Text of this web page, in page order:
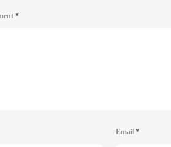
*
Email *